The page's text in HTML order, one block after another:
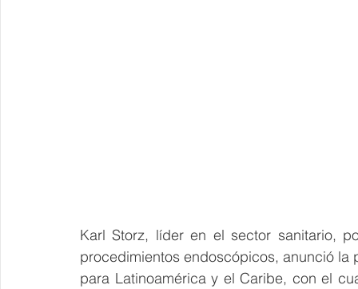
Karl Storz, líder en el sector sanitario,
procedimientos endoscópicos, anunció la
para Latinoamérica y el Caribe, con el